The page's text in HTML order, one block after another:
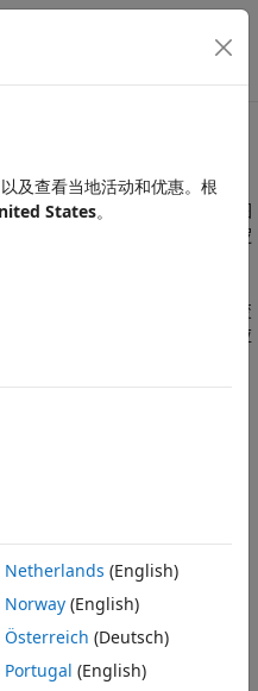
隐藏模块内容，使用它自己的图
的形式显示。它可以封装模块逻
并简化模型的图形外观。
并随模块一同保存。封装只改变
。您可以通过在封装上定义对应
层模块参数的访问。
问底层模块的所选参数
定义说明
及查看当地活动和优惠。根
States。
Netherlands (English)
Norway(English)
Österreich (Deutsch)
Portugal (English)